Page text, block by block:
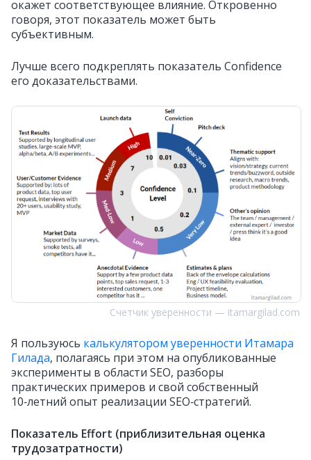
окажет соответствующее влияние. Откровенно
говоря, этот показатель может быть
субъективным.
Лучше всего подкреплять показатель Confidence
его доказательствами.
Счетчик уверенности — itamargilad.com
Я пользуюсь калькулятором уверенности Итамара
Гилада, полагаясь при этом на опубликованные
эксперименты в области SEO, разборы
практических примеров и свой собственный
10‑летний опыт реализации SEO‑стратегий.
Показатель Effort (приблизительная оценка
трудозатратности)